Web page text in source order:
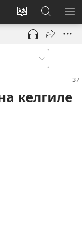
Башка
тилди
тандоо
Кирүү
(жаңы
терезе
ачат)
JW.ORG
сайтынан
издөө
келгиле